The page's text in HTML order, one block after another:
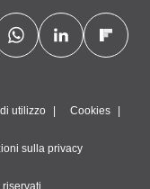
utilizzo Cookies
sulla privacy